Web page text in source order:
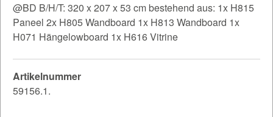
@BD B/H/T: 320 x 207 x 53 cm bestehend aus: 1x H815
Paneel 2x H805 Wandboard 1x H813 Wandboard 1x
H071 Hängelowboard 1x H616 Vitrine
Artikelnummer
59156.1.